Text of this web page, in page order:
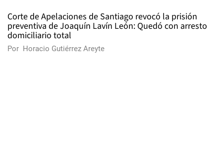
Corte de Apelaciones de Santiago revocó la prisión
preventiva de Joaquín Lavín León: Quedó con arresto
domiciliario total
Por Horacio Gutiérrez Areyte